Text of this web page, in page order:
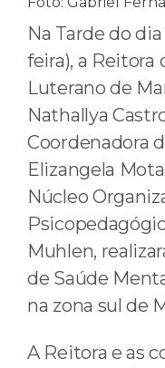
Na Tarde do
feira), a
Luterano de
Nathallya
Coordenadora
Elizangela
Núcleo
Muhlen,
de Saúde
na zona sul de
A Reitora e as